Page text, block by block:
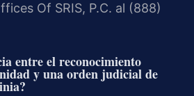
Of SRIS, P.C. al (888)
entre el reconocimiento
y una orden judicial de